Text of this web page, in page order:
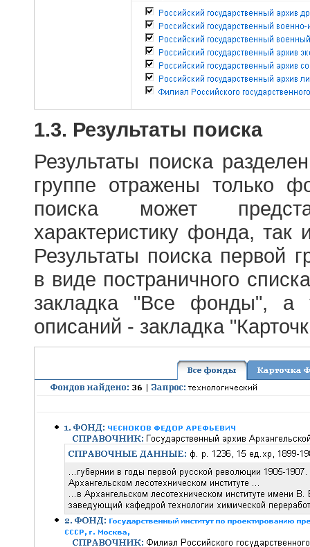
1.3. Результаты поиска
Результаты поиска
группе отражены только
поиска может
характеристику фонда,
Результаты поиска первой
в виде постраничного
закладка "Все фонды", а
описаний - закладка